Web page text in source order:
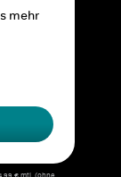
mehr